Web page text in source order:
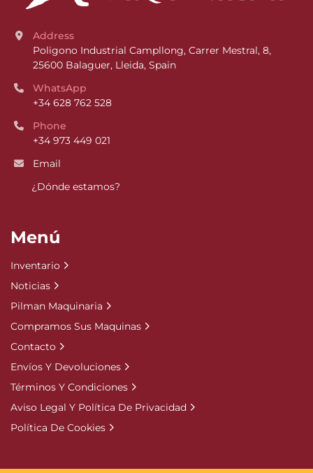
Address
Poligono Industrial Campllong, Carrer Mestral, 8,
25600 Balaguer, Lleida, Spain
WhatsApp
+34 628 762 528
Phone
+34 973 449 021
Email
¿Dónde estamos?
Menú
Inventario
Noticias
Pilman Maquinaria
Compramos Sus Maquinas
Contacto
Envíos Y Devoluciones
Términos Y Condiciones
Aviso Legal Y Política De Privacidad
Política De Cookies